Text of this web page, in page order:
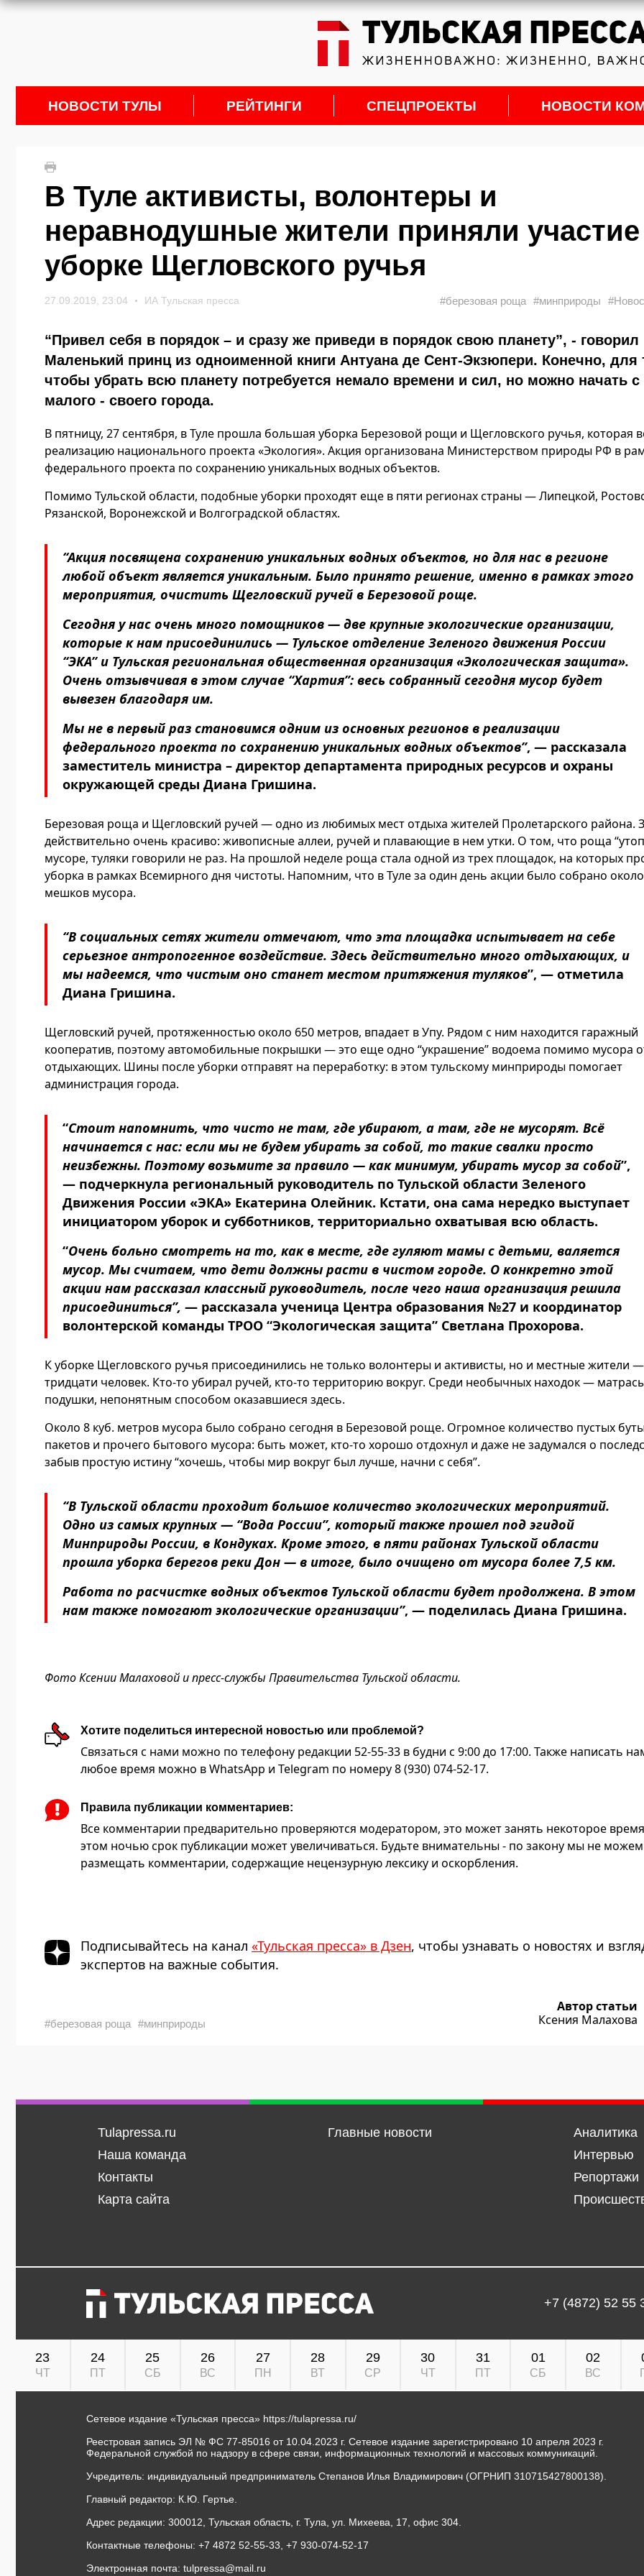
НОВОСТИ ТУЛЫ РЕЙТИНГИ СПЕЦПРОЕКТЫ НОВОСТИ
В Туле активисты, волонтеры и
неравнодушные жители приняли
уборке Щегловского ручья
27.09.2019, 23:04 ИА Тульская пресса #березовая роща #минприроды
“Привел себя в порядок – и сразу же приведи в порядок свою планету”, - говорил
Маленький принц из одноименной книги Антуана де Сент-Экзюпери. Конечно, для
чтобы убрать всю планету потребуется немало времени и сил, но можно начать с
малого - своего города.
В пятницу, 27 сентября, в Туле прошла большая уборка Березовой рощи и Щегловского ручья, которая
реализацию национального проекта «Экология». Акция организована Министерством природы РФ в
федерального проекта по сохранению уникальных водных объектов.
Помимо Тульской области, подобные уборки проходят еще в пяти регионах страны — Липецкой,
Рязанской, Воронежской и Волгоградской областях.
“Акция посвящена сохранению уникальных водных объектов, но для нас в регионе
любой объект является уникальным. Было принято решение, именно в рамках этого
мероприятия, очистить Щегловский ручей в Березовой роще.
Сегодня у нас очень много помощников — две крупные экологические организации,
которые к нам присоединились — Тульское отделение Зеленого движения России
“ЭКА” и Тульская региональная общественная организация «Экологическая защита».
Очень отзывчивая в этом случае “Хартия”: весь собранный сегодня мусор будет
вывезен благодаря им.
Мы не в первый раз становимся одним из основных регионов в реализации
федерального проекта по сохранению уникальных водных объектов”, — рассказала
заместитель министра – директор департамента природных ресурсов и охраны
окружающей среды Диана Гришина.
Березовая роща и Щегловский ручей — одно из любимых мест отдыха жителей Пролетарского района.
действительно очень красиво: живописные аллеи, ручей и плавающие в нем утки. О том, что роща
мусоре, туляки говорили не раз. На прошлой неделе роща стала одной из трех площадок, на которых
уборка в рамках Всемирного дня чистоты. Напомним, что в Туле за один день акции было собрано
мешков мусора.
“В социальных сетях жители отмечают, что эта площадка испытывает на себе
серьезное антропогенное воздействие. Здесь действительно много отдыхающих, и
мы надеемся, что чистым оно станет местом притяжения туляков”, — отметила
Диана Гришина.
Щегловский ручей, протяженностью около 650 метров, впадает в Упу. Рядом с ним находится гаражный
кооператив, поэтому автомобильные покрышки — это еще одно “украшение” водоема помимо мусора
отдыхающих. Шины после уборки отправят на переработку: в этом тульскому минприроды помогает
администрация города.
“Стоит напомнить, что чисто не там, где убирают, а там, где не мусорят. Всё
начинается с нас: если мы не будем убирать за собой, то такие свалки просто
неизбежны. Поэтому возьмите за правило — как минимум, убирать мусор за собой”,
— подчеркнула региональный руководитель по Тульской области Зеленого
Движения России «ЭКА» Екатерина Олейник. Кстати, она сама нередко выступает
инициатором уборок и субботников, территориально охватывая всю область.
“Очень больно смотреть на то, как в месте, где гуляют мамы с детьми, валяется
мусор. Мы считаем, что дети должны расти в чистом городе. О конкретно этой
акции нам рассказал классный руководитель, после чего наша организация решила
присоединиться”, — рассказала ученица Центра образования №27 и координатор
волонтерской команды ТРОО “Экологическая защита” Светлана Прохорова.
К уборке Щегловского ручья присоединились не только волонтеры и активисты, но и местные жители
тридцати человек. Кто-то убирал ручей, кто-то территорию вокруг. Среди необычных находок —
подушки, непонятным способом оказавшиеся здесь.
Около 8 куб. метров мусора было собрано сегодня в Березовой роще. Огромное количество пустых
пакетов и прочего бытового мусора: быть может, кто-то хорошо отдохнул и даже не задумался о
забыв простую истину “хочешь, чтобы мир вокруг был лучше, начни с себя”.
“В Тульской области проходит большое количество экологических мероприятий.
Одно из самых крупных — “Вода России”, который также прошел под эгидой
Минприроды России, в Кондуках. Кроме этого, в пяти районах Тульской области
прошла уборка берегов реки Дон — в итоге, было очищено от мусора более 7,5 км.
Работа по расчистке водных объектов Тульской области будет продолжена. В этом
нам также помогают экологические организации”, — поделилась Диана Гришина.
Фото Ксении Малаховой и пресс-службы Правительства Тульской области.
Хотите поделиться интересной новостью или проблемой?
Связаться с нами можно по телефону редакции 52-55-33 в будни с 9:00 до 17:00. Также написать
любое время можно в WhatsApp и Telegram по номеру 8 (930) 074-52-17.
Правила публикации комментариев:
Все комментарии предварительно проверяются модератором, это может занять некоторое
этом ночью срок публикации может увеличиваться. Будьте внимательны - по закону мы не можем
размещать комментарии, содержащие нецензурную лексику и оскорбления.
Подписывайтесь на канал «Тульская пресса» в Дзен, чтобы узнавать о новостях и
экспертов на важные события.
#березовая роща #минприроды
Автор статьи
Ксения Малахова
Tulapressa.ru
Наша команда
Контакты
Карта сайта
Главные новости
Аналитика
Интервью
Репортажи
+7 (4872) 52 55
23
ЧТ
24
ПТ
25
СБ
26
ВС
27
ПН
28
ВТ
29
СР
30
ЧТ
31
ПТ
01
СБ
02
ВС
Сетевое издание «Тульская пресса» https://tulapressa.ru/
Реестровая запись ЭЛ № ФС 77-85016 от 10.04.2023 г. Сетевое издание зарегистрировано 10 апреля 2023 г.
Федеральной службой по надзору в сфере связи, информационных технологий и массовых коммуникаций.
Учредитель: индивидуальный предприниматель Степанов Илья Владимирович (ОГРНИП 310715427800138).
Главный редактор: К.Ю. Гертье.
Адрес редакции: 300012, Тульская область, г. Тула, ул. Михеева, 17, офис 304.
Контактные телефоны: +7 4872 52-55-33, +7 930-074-52-17
Электронная почта: tulpressa@mail.ru